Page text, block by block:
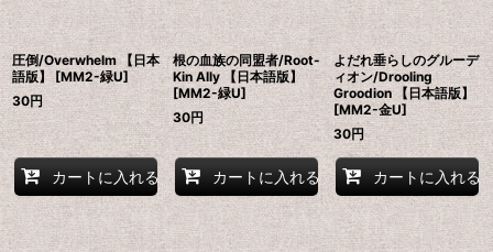
圧倒/Overwhelm 【日本
語版】 [MM2-緑U]
30円
カートに入れる
根の血族の同盟者/Root-
Kin Ally 【日本語版】
[MM2-緑U]
30円
カートに入れる
よだれ垂らしのグルーデ
ィオン/Drooling
Groodion 【日本語版】
[MM2-金U]
30円
カートに入れる